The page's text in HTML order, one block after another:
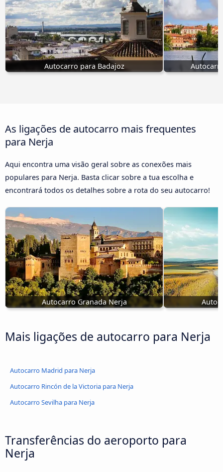
Autocarro para Badajoz
As ligações de autocarro mais frequentes
para Nerja
Aqui encontra uma visão geral sobre as conexões mais
populares para Nerja. Basta clicar sobre a tua escolha e
encontrará todos os detalhes sobre a rota do seu autocarro!
Autocarro Granada Nerja
Mais ligações de autocarro para Nerja
Autocarro Madrid para Nerja
Autocarro Rincón de la Victoria para Nerja
Autocarro Sevilha para Nerja
Transferências do aeroporto para
Nerja